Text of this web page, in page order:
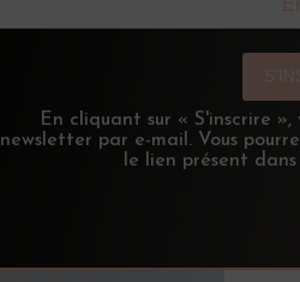
En cliquant sur « S'inscrire
newsletter par e-mail. Vous
le lien présent